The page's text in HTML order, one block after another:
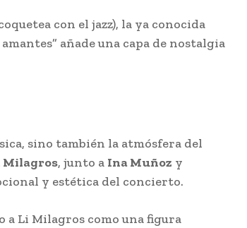
con el jazz), la ya conocida
añade una capa de nostalgia
sino también la atmósfera del
Milagros, junto a Ina Muñoz y
y estética del concierto.
Li Milagros como una figura